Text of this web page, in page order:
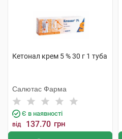
Кетонал крем 5 % 30 г 1 туба
Салютас Фарма
Є в наявності
від 137.70 грн